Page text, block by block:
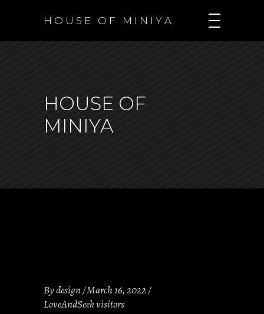
H O U S E O F M I N I Y A
HOUSE OF
MINIYA
Bydesign March 16, 2022
LoveAndSeek visitors